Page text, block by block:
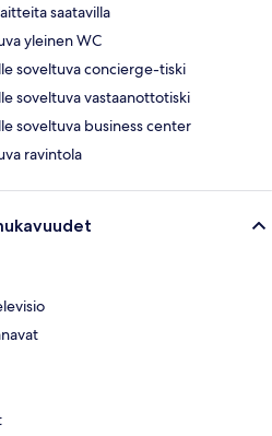
saatavilla
yleinen WC
soveltuva concierge-tiski
soveltuva vastaanottotiski
soveltuva business center
ravintola